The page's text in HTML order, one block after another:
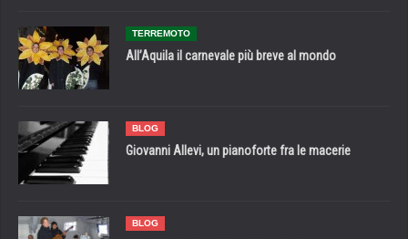
TERREMOTO
All’Aquila il carnevale più breve al mondo
BLOG
Giovanni Allevi, un pianoforte fra le macerie
BLOG